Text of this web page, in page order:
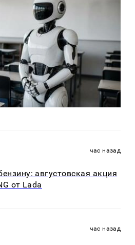
час назад
августовская акция
от Lada
час назад